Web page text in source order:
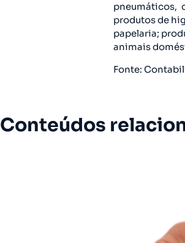
pneumáticos,
produtos de
papelaria;
animais
Fonte:
Conteúdos